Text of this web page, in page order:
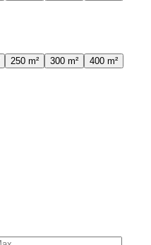
250 m² 300 m²
400 m²